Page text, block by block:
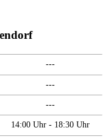
---
---
---
14:00 Uhr - 18:30 Uhr